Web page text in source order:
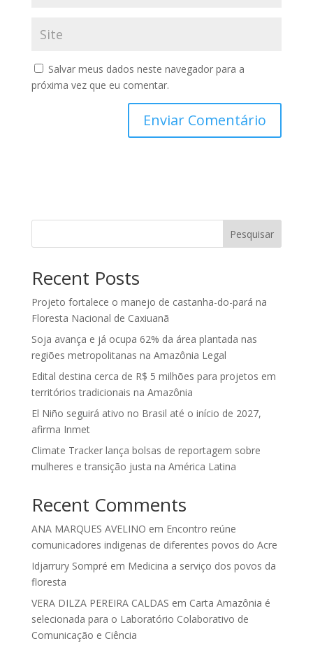
Salvar meus dados neste navegador para a
próxima vez que eu comentar.
Pesquisar
Recent Posts
Projeto fortalece o manejo de castanha-do-pará na
Floresta Nacional de Caxiuanã
Soja avança e já ocupa 62% da área plantada nas
regiões metropolitanas na Amazônia Legal
Edital destina cerca de R$ 5 milhões para projetos em
territórios tradicionais na Amazônia
El Niño seguirá ativo no Brasil até o início de 2027,
afirma Inmet
Climate Tracker lança bolsas de reportagem sobre
mulheres e transição justa na América Latina
Recent Comments
ANA MARQUES AVELINO em Encontro reúne
comunicadores indigenas de diferentes povos do Acre
Idjarrury Sompré em Medicina a serviço dos povos da
floresta
VERA DILZA PEREIRA CALDAS em Carta Amazônia é
selecionada para o Laboratório Colaborativo de
Comunicação e Ciência